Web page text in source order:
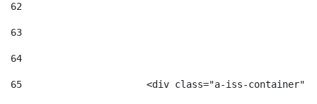
62
63
64
65
<div class="a-iss-container"